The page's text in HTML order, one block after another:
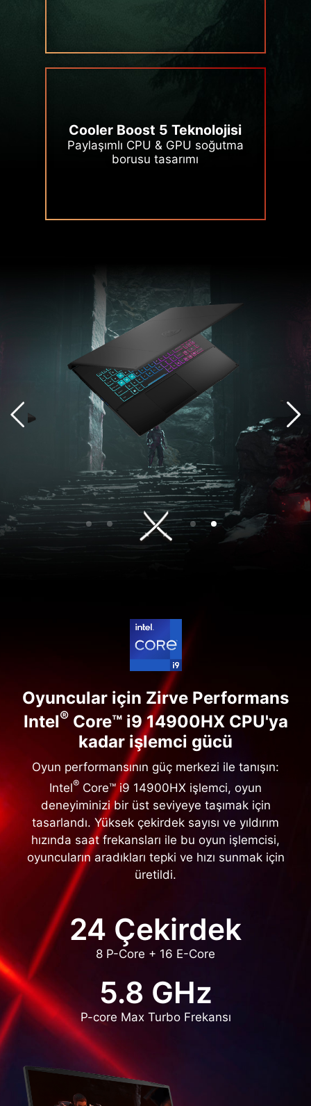
Cooler Boost 5 Teknolojisi
Paylaşımlı CPU & GPU soğutma
borusu tasarımı
Oyuncular için Zirve Performans
Intel®Core™ i9 14900HX CPU'ya
kadar işlemci gücü
Oyun performansının güç merkezi ile tanışın:
Intel® Core™ i9 14900HX işlemci, oyun
deneyiminizi bir üst seviyeye taşımak için
tasarlandı. Yüksek çekirdek sayısı ve yıldırım
hızında saat frekansları ile bu oyun işlemcisi,
oyuncuların aradıkları tepki ve hızı sunmak için
üretildi.
24 Çekirdek
8 P-Core + 16 E-Core
5.8 GHz
P-core Max Turbo Frekansı